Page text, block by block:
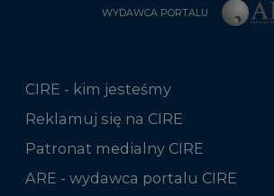
WYDAWCA PORTALU
CIRE - kim jesteśmy
Reklamuj się na CIRE
Patronat medialny CIRE
ARE - wydawca portalu CIRE